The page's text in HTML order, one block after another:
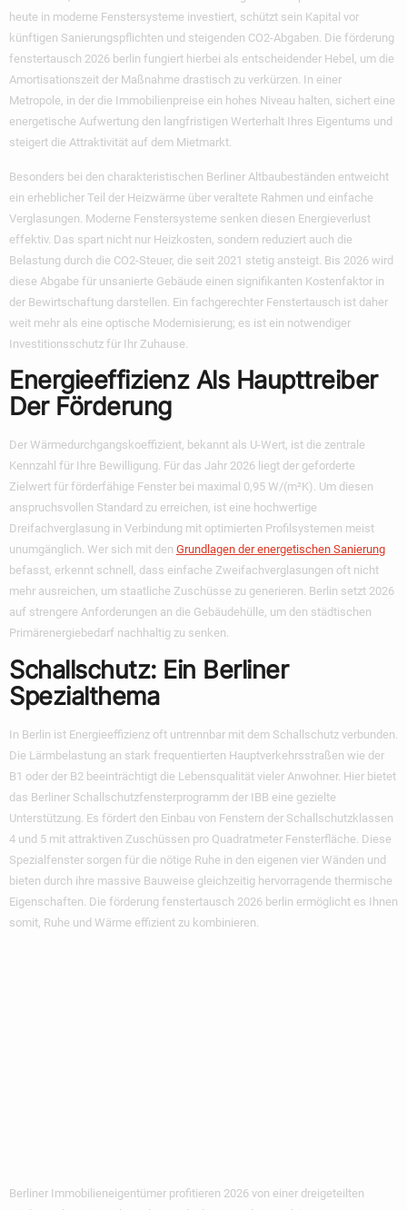
heute in moderne Fenstersysteme investiert, schützt sein Kapital vor
künftigen Sanierungspflichten und steigenden CO2-Abgaben. Die förderung
fenstertausch 2026 berlin fungiert hierbei als entscheidender Hebel, um die
Amortisationszeit der Maßnahme drastisch zu verkürzen. In einer
Metropole, in der die Immobilienpreise ein hohes Niveau halten, sichert eine
energetische Aufwertung den langfristigen Werterhalt Ihres Eigentums und
steigert die Attraktivität auf dem Mietmarkt.
Besonders bei den charakteristischen Berliner Altbaubeständen entweicht
ein erheblicher Teil der Heizwärme über veraltete Rahmen und einfache
Verglasungen. Moderne Fenstersysteme senken diesen Energieverlust
effektiv. Das spart nicht nur Heizkosten, sondern reduziert auch die
Belastung durch die CO2-Steuer, die seit 2021 stetig ansteigt. Bis 2026 wird
diese Abgabe für unsanierte Gebäude einen signifikanten Kostenfaktor in
der Bewirtschaftung darstellen. Ein fachgerechter Fenstertausch ist daher
weit mehr als eine optische Modernisierung; es ist ein notwendiger
Investitionsschutz für Ihr Zuhause.
Energieeffizienz Als Haupttreiber
Der Förderung
Der Wärmedurchgangskoeffizient, bekannt als U-Wert, ist die zentrale
Kennzahl für Ihre Bewilligung. Für das Jahr 2026 liegt der geforderte
Zielwert für förderfähige Fenster bei maximal 0,95 W/(m²K). Um diesen
anspruchsvollen Standard zu erreichen, ist eine hochwertige
Dreifachverglasung in Verbindung mit optimierten Profilsystemen meist
unumgänglich. Wer sich mit den Grundlagen der energetischen Sanierung
befasst, erkennt schnell, dass einfache Zweifachverglasungen oft nicht
mehr ausreichen, um staatliche Zuschüsse zu generieren. Berlin setzt 2026
auf strengere Anforderungen an die Gebäudehülle, um den städtischen
Primärenergiebedarf nachhaltig zu senken.
Schallschutz: Ein Berliner
Spezialthema
In Berlin ist Energieeffizienz oft untrennbar mit dem Schallschutz verbunden.
Die Lärmbelastung an stark frequentierten Hauptverkehrsstraßen wie der
B1 oder der B2 beeinträchtigt die Lebensqualität vieler Anwohner. Hier bietet
das Berliner Schallschutzfensterprogramm der IBB eine gezielte
Unterstützung. Es fördert den Einbau von Fenstern der Schallschutzklassen
4 und 5 mit attraktiven Zuschüssen pro Quadratmeter Fensterfläche. Diese
Spezialfenster sorgen für die nötige Ruhe in den eigenen vier Wänden und
bieten durch ihre massive Bauweise gleichzeitig hervorragende thermische
Eigenschaften. Die förderung fenstertausch 2026 berlin ermöglicht es Ihnen
somit, Ruhe und Wärme effizient zu kombinieren.
Berliner Immobilieneigentümer profitieren 2026 von einer dreigeteilten